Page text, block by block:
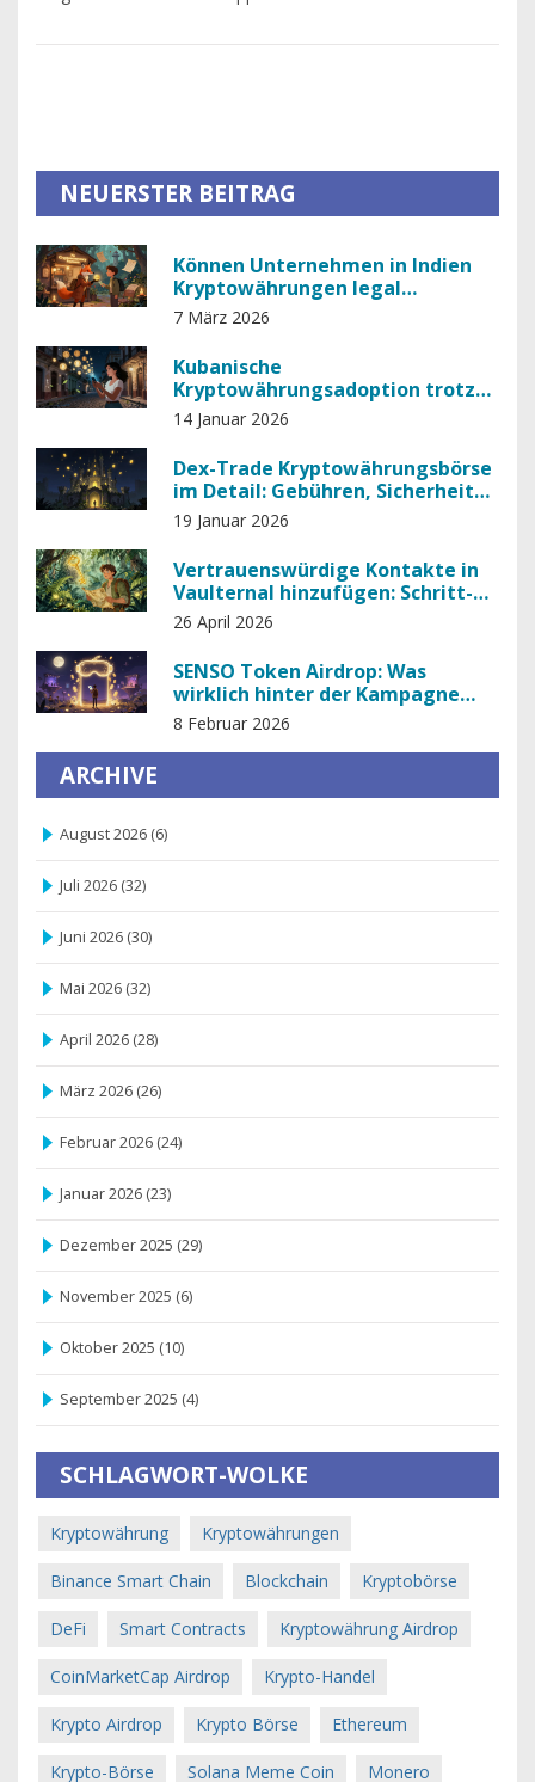
NEUERSTER BEITRAG
Können Unternehmen in Indien
Kryptowährungen legal
akzeptieren?
7 März 2026
Kubanische
Kryptowährungsadoption trotz
staatlicher Auflagen
14 Januar 2026
Dex-Trade Kryptowährungsbörse
im Detail: Gebühren, Sicherheit
und warum viele Nutzer warnen
19 Januar 2026
Vertrauenswürdige Kontakte in
Vaulternal hinzufügen: Schritt-
für-Schritt-Anleitung
26 April 2026
SENSO Token Airdrop: Was
wirklich hinter der Kampagne
steckt und wie du teilnehmen
8 Februar 2026
ARCHIVE
August 2026 (6)
Juli 2026 (32)
Juni 2026 (30)
Mai 2026 (32)
April 2026 (28)
März 2026 (26)
Februar 2026 (24)
Januar 2026 (23)
Dezember 2025 (29)
November 2025 (6)
Oktober 2025 (10)
September 2025 (4)
SCHLAGWORT-WOLKE
Kryptowährung Kryptowährungen
Binance Smart Chain Blockchain Kryptobörse
DeFi Smart Contracts Kryptowährung Airdrop
CoinMarketCap Airdrop Krypto-Handel
Krypto Airdrop Krypto Börse Ethereum
Krypto-Börse Solana Meme Coin Monero